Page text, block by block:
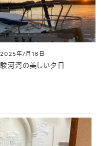
駿河湾の美しい夕日
投稿日
2025年7月16日